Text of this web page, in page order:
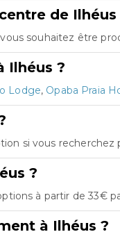
de Ilhéus
souhaitez être
Ilhéus ?
Lodge, Opaba Praia
si vous
?
à partir de 33€
à Ilhéus ?